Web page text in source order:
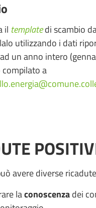
il templatedi scambio
utilizzando i dati
un anno intero
compilato a
avere diverse
laconoscenzadei